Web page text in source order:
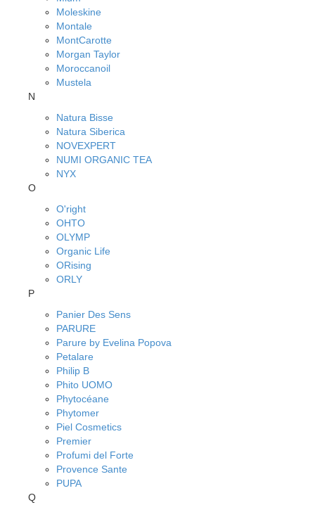
Moleskine
Montale
MontCarotte
Morgan Taylor
Moroccanoil
Mustela
N
Natura Bisse
Natura Siberica
NOVEXPERT
NUMI ORGANIC TEA
NYX
O
O'right
OHTO
OLYMP
Organic Life
ORising
ORLY
P
Panier Des Sens
PARURE
Parure by Evelina Popova
Petalare
Philip B
Phito UOMO
Phytocéane
Phytomer
Piel Cosmetics
Premier
Profumi del Forte
Provence Sante
PUPA
Q